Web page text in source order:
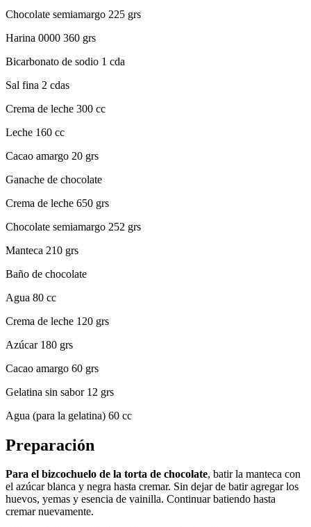
Chocolate semiamargo 225 grs
Harina 0000 360 grs
Bicarbonato de sodio 1 cda
Sal fina 2 cdas
Crema de leche 300 cc
Leche 160 cc
Cacao amargo 20 grs
Ganache de chocolate
Crema de leche 650 grs
Chocolate semiamargo 252 grs
Manteca 210 grs
Baño de chocolate
Agua 80 cc
Crema de leche 120 grs
Azúcar 180 grs
Cacao amargo 60 grs
Gelatina sin sabor 12 grs
Agua (para la gelatina) 60 cc
Preparación
Para el bizcochuelo de la torta de chocolate, batir la manteca con
el azúcar blanca y negra hasta cremar. Sin dejar de batir agregar los
huevos, yemas y esencia de vainilla. Continuar batiendo hasta
cremar nuevamente.